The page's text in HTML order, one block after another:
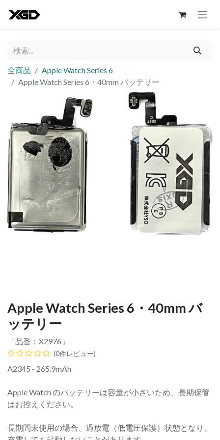
全商品
Apple Watch Series 6
Apple Watch Series 6・40mm バッテリー
Apple Watch Series 6・40mm バ
ッテリー
「品番： X2976 」
(0件レビュー)
A2345 - 265.9mAh
Apple Watch のバッテリーは容量が小さいため、長期保管
はお控えください。
長期間未使用の場合、過放電（低電圧保護）状態となり、